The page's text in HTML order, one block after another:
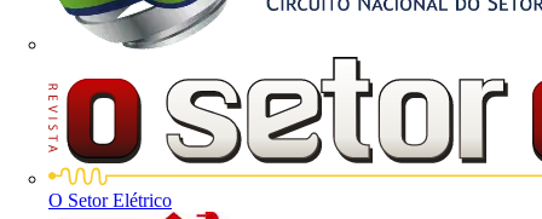
O Setor Elétrico